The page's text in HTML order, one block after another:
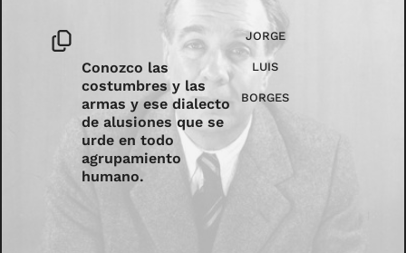
Conozco las
costumbres y las
armas y ese dialecto
de alusiones que se
urde en todo
agrupamiento
humano.
JORGE
LUIS
BORGES